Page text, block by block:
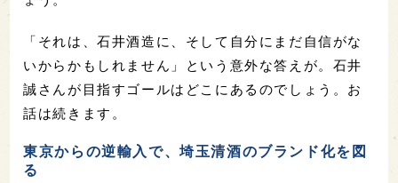
「それは、石井酒造に、そして自分にまだ自信がな
いからかもしれません」という意外な答えが。石井
誠さんが目指すゴールはどこにあるのでしょう。お
話は続きます。
東京からの逆輸入で、埼玉清酒のブランド化を図
る